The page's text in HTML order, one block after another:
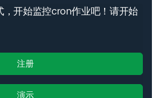
开始监控cron作业吧！请开始
注册
演示